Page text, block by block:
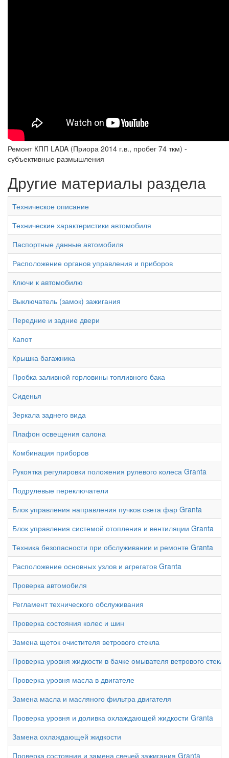
Ремонт КПП LADA (Приора 2014 г.в., пробег 74 ткм) -
субъективные размышления
Другие материалы раздела
Техническое описание
Технические характеристики автомобиля
Паспортные данные автомобиля
Расположение органов управления и приборов
Ключи к автомобилю
Выключатель (замок) зажигания
Передние и задние двери
Капот
Крышка багажника
Пробка заливной горловины топливного бака
Сиденья
Зеркала заднего вида
Плафон освещения салона
Комбинация приборов
Рукоятка регулировки положения рулевого колеса Granta
Подрулевые переключатели
Блок управления направления пучков света фар Granta
Блок управления системой отопления и вентиляции Granta
Техника безопасности при обслуживании и ремонте Granta
Расположение основных узлов и агрегатов Granta
Проверка автомобиля
Регламент технического обслуживания
Проверка состояния колес и шин
Замена щеток очистителя ветрового стекла
Проверка уровня жидкости в бачке омывателя ветрового стекла
Проверка уровня масла в двигателе
Замена масла и масляного фильтра двигателя
Проверка уровня и доливка охлаждающей жидкости Granta
Замена охлаждающей жидкости
Проверка состояния и замена свечей зажигания Granta